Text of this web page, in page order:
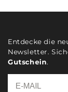
Entdecke die
Newsletter.
Gutschein.